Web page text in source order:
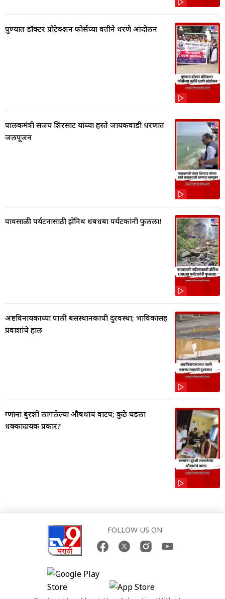
पुण्यात डॉक्टर प्रोटेक्शन फोर्सच्या वतीने धरणे आंदोलन
पालकमंत्री संजय शिरसाट यांच्या हस्ते जायकवाडी धरणात
जलपूजन
पावसाळी पर्यटनासाठी झेनिथ धबधबा पर्यटकांनी फुलला!
अष्टविनायकाच्या पाली बसस्थानकाची दुरवस्था; भाविकांसह
प्रवाशांचे हाल
रुग्णांना बुरशी लागलेल्या औषधांचं वाटप; कुठे घडला
धक्कादायक प्रकार?
FOLLOW US ON